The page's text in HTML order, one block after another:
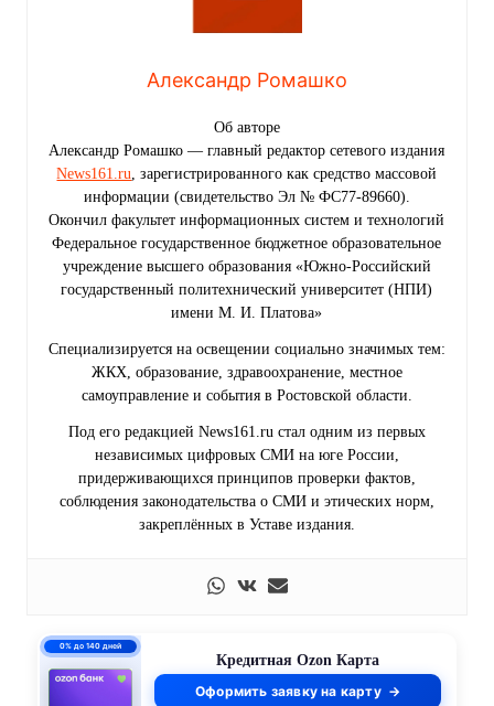
Александр Ромашко
Об авторе
Александр Ромашко — главный редактор сетевого издания
News161.ru, зарегистрированного как средство массовой
информации (свидетельство Эл № ФС77-89660).
Окончил факультет информационных систем и технологий
Федеральное государственное бюджетное образовательное
учреждение высшего образования «Южно-Российский
государственный политехнический университет (НПИ)
имени М. И. Платова»
Специализируется на освещении социально значимых тем:
ЖКХ, образование, здравоохранение, местное
самоуправление и события в Ростовской области.
Под его редакцией News161.ru стал одним из первых
независимых цифровых СМИ на юге России,
придерживающихся принципов проверки фактов,
соблюдения законодательства о СМИ и этических норм,
закреплённых в Уставе издания.
0% до 140 дней
Кредитная Ozon Карта
Оформить заявку на карту